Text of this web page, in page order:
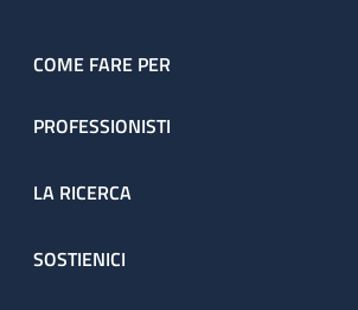
COME FARE PER
PROFESSIONISTI
LA RICERCA
SOSTIENICI